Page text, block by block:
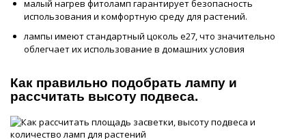
малый нагрев фитоламп гарантирует безопасность
использования и комфортную среду для растений.
лампы имеют стандартный цоколь e27, что значительно
облегчает их использование в домашних условия
Как правильно подобрать лампу и
рассчитать высоту подвеса.